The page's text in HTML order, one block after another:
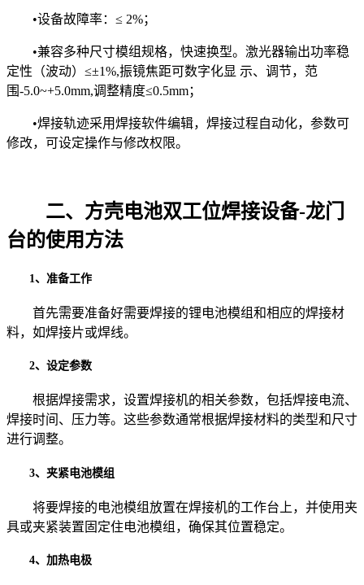
•设备故障率：≤ 2%；
•兼容多种尺寸模组规格，快速换型。激光器输出功率稳
定性（波动）≤±1%,振镜焦距可数字化显 示、调节，范
围-5.0~+5.0mm,调整精度≤0.5mm；
•焊接轨迹采用焊接软件编辑，焊接过程自动化，参数可
修改，可设定操作与修改权限。
二、方壳电池双工位焊接设备-龙门
台的使用方法
1、准备工作
首先需要准备好需要焊接的锂电池模组和相应的焊接材
料，如焊接片或焊线。
2、设定参数
根据焊接需求，设置焊接机的相关参数，包括焊接电流、
焊接时间、压力等。这些参数通常根据焊接材料的类型和尺寸
进行调整。
3、夹紧电池模组
将要焊接的电池模组放置在焊接机的工作台上，并使用夹
具或夹紧装置固定住电池模组，确保其位置稳定。
4、加热电极